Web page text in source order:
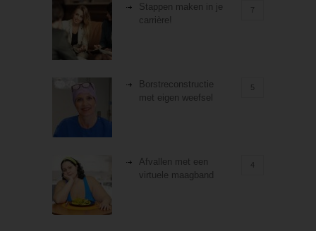
Stappen maken in je
carrière!
7
Borstreconstructie
met eigen weefsel
5
Afvallen met een
virtuele maagband
4